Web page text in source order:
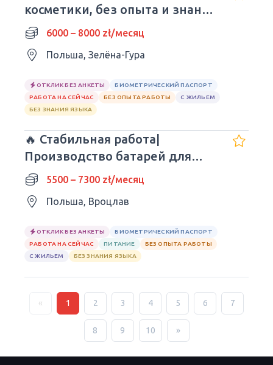
косметики, без опыта и знания
языка6000 – 8000 zł/месяц
Польша, Зелёна-Гура
ОТКЛИК БЕЗ АНКЕТЫ
БИОМЕТРИЧЕСКИЙ ПАСПОРТ
РАБОТА НА СЕЙЧАС
БЕЗ ОПЫТА РАБОТЫ
С ЖИЛЬЕМ
БЕЗ ЗНАНИЯ ЯЗЫКА
🔥 Стабильная работа|
Производство батарей для
авто| Wrocław
5500 – 7300 zł/месяц
Польша, Вроцлав
ОТКЛИК БЕЗ АНКЕТЫ
БИОМЕТРИЧЕСКИЙ ПАСПОРТ
РАБОТА НА СЕЙЧАС
ПИТАНИЕ
БЕЗ ОПЫТА РАБОТЫ
С ЖИЛЬЕМ
БЕЗ ЗНАНИЯ ЯЗЫКА
« 1 2 3 4 5 6 7
8 9 10 »